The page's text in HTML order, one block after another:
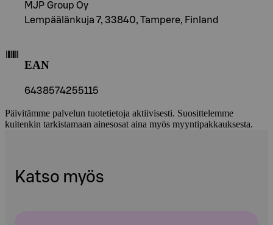
MJP Group Oy
Lempäälänkuja 7, 33840, Tampere, Finland
EAN
6438574255115
Päivitämme palvelun tuotetietoja aktiivisesti. Suosittelemme
kuitenkin tarkistamaan ainesosat aina myös myyntipakkauksesta.
Katso myös